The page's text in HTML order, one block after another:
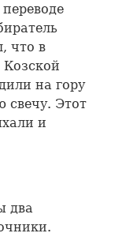
переводе
что в
Козской
на гору
свечу. Этот
и
два